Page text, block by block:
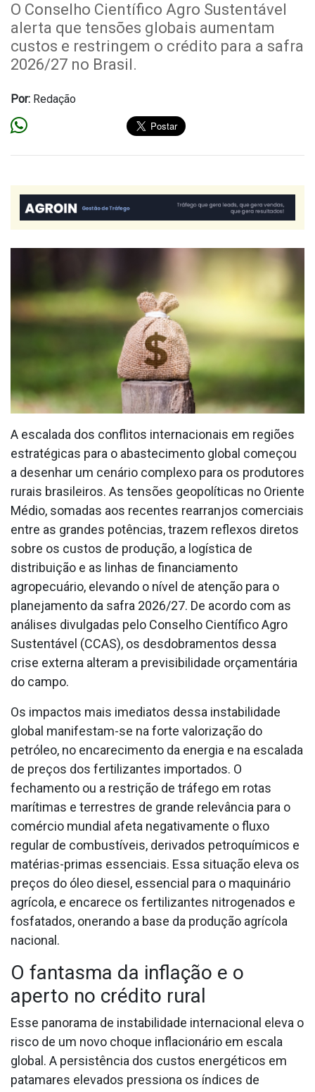
O Conselho Científico Agro Sustentável
alerta que tensões globais aumentam
custos e restringem o crédito para a safra
2026/27 no Brasil.
Por: Redação
A escalada dos conflitos internacionais em regiões
estratégicas para o abastecimento global começou
a desenhar um cenário complexo para os produtores
rurais brasileiros. As tensões geopolíticas no Oriente
Médio, somadas aos recentes rearranjos comerciais
entre as grandes potências, trazem reflexos diretos
sobre os custos de produção, a logística de
distribuição e as linhas de financiamento
agropecuário, elevando o nível de atenção para o
planejamento da safra 2026/27. De acordo com as
análises divulgadas pelo Conselho Científico Agro
Sustentável (CCAS), os desdobramentos dessa
crise externa alteram a previsibilidade orçamentária
do campo.
Os impactos mais imediatos dessa instabilidade
global manifestam-se na forte valorização do
petróleo, no encarecimento da energia e na escalada
de preços dos fertilizantes importados. O
fechamento ou a restrição de tráfego em rotas
marítimas e terrestres de grande relevância para o
comércio mundial afeta negativamente o fluxo
regular de combustíveis, derivados petroquímicos e
matérias-primas essenciais. Essa situação eleva os
preços do óleo diesel, essencial para o maquinário
agrícola, e encarece os fertilizantes nitrogenados e
fosfatados, onerando a base da produção agrícola
nacional.
O fantasma da inflação e o
aperto no crédito rural
Esse panorama de instabilidade internacional eleva o
risco de um novo choque inflacionário em escala
global. A persistência dos custos energéticos em
patamares elevados pressiona os índices de